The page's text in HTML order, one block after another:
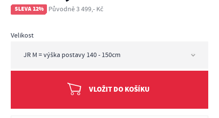
SLEVA 12% Původně 3 499,- Kč
Velikost
VLOŽIT DO KOŠÍKU